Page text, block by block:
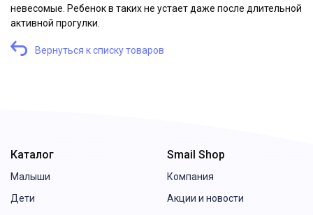
ФИО контактного лица
соглашаетесь с нашимположением
о конфиденциальности
невесомые. Ребенок в таких не устает даже после длительной
активной прогулки.
Вернуться к списку товаров
Каталог
Малыши
Дети
Smail Shop
Компания
Акции и новости